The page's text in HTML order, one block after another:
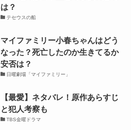
は？
テセウスの船
マイファミリー小春ちゃんはどう
なった？死亡したのか生きてるか
安否は？
日曜劇場「マイファミリー」
【最愛】ネタバレ！原作あらすじ
と犯人考察も
TBS金曜ドラマ